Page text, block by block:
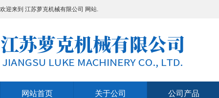
欢迎来到 江苏萝克机械有限公司 网站.
网站首页 关于公司 公司产品